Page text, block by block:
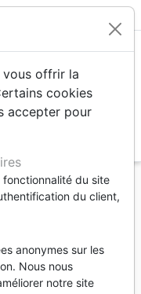
3 Le Roi
vous offrir la
cookies
accepter pour
fonctionnalité du site
du client,
anonymes sur les
Nous nous
notre site